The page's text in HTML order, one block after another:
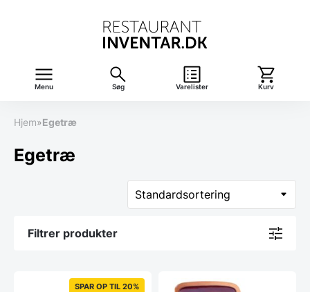
Menu Søg Varelister Kurv
Hjem»Egetræ
Egetræ
Filtrer produkter
SPAR OP TIL 20%